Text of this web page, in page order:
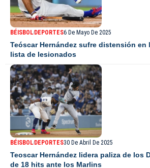
BÉISBOLDEPORTES6 De Mayo De 2025
Teóscar Hernández sufre distensión en
lista de lesionados
BÉISBOLDEPORTES30 De Abril De 2025
Teoscar Hernández lidera paliza de los
de 18 hits ante los Marlins